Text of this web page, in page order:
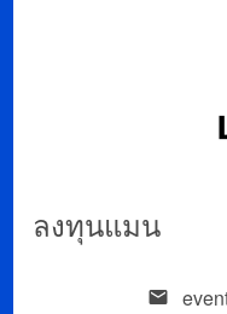
ลงทุนแมน